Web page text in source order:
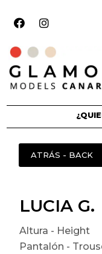
LUCIA G.
Altura - Height
Pantalón -